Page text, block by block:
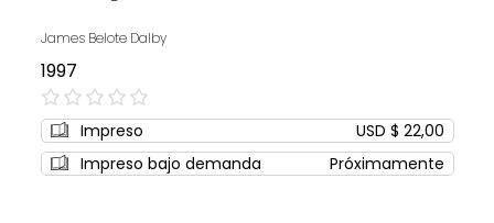
James Belote Dalby
1997
0%
Impreso
USD $ 22,00
Impreso bajo demanda
Próximamente